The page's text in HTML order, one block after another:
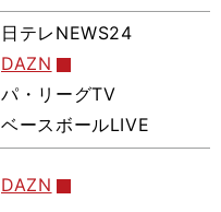
日テレNEWS24
DAZN
パ・リーグTV
ベースボールLIVE
DAZN